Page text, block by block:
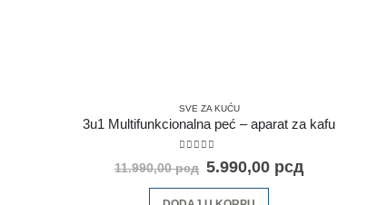
SVE ZA KUĆU
3u1 Multifunkcionalna peć – aparat za kafu
out of 5
11.990,00рсд 5.990,00 рсд